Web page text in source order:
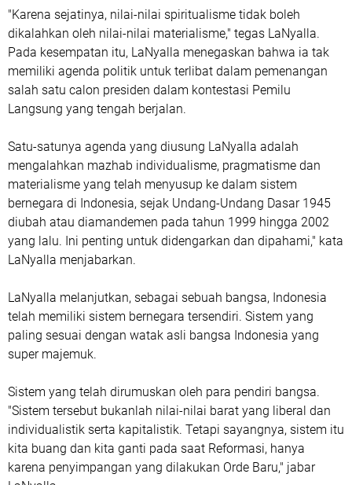
"Karena sejatinya, nilai-nilai spiritualisme tidak boleh
dikalahkan oleh nilai-nilai materialisme," tegas LaNyalla.
Pada kesempatan itu, LaNyalla menegaskan bahwa ia tak
memiliki agenda politik untuk terlibat dalam pemenangan
salah satu calon presiden dalam kontestasi Pemilu
Langsung yang tengah berjalan.
Satu-satunya agenda yang diusung LaNyalla adalah
mengalahkan mazhab individualisme, pragmatisme dan
materialisme yang telah menyusup ke dalam sistem
bernegara di Indonesia, sejak Undang-Undang Dasar 1945
diubah atau diamandemen pada tahun 1999 hingga 2002
yang lalu. Ini penting untuk didengarkan dan dipahami," kata
LaNyalla menjabarkan.
LaNyalla melanjutkan, sebagai sebuah bangsa, Indonesia
telah memiliki sistem bernegara tersendiri. Sistem yang
paling sesuai dengan watak asli bangsa Indonesia yang
super majemuk.
Sistem yang telah dirumuskan oleh para pendiri bangsa.
"Sistem tersebut bukanlah nilai-nilai barat yang liberal dan
individualistik serta kapitalistik. Tetapi sayangnya, sistem itu
kita buang dan kita ganti pada saat Reformasi, hanya
karena penyimpangan yang dilakukan Orde Baru," jabar